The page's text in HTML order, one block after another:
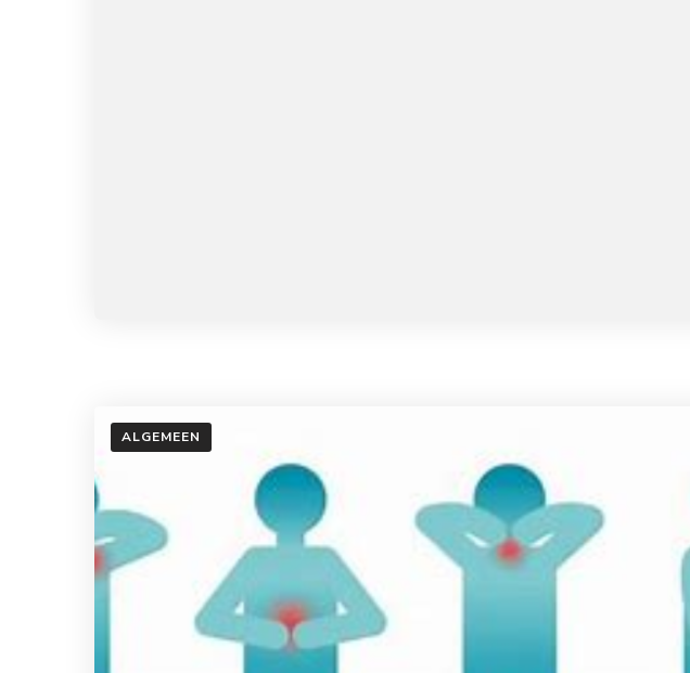
ALGEMEEN